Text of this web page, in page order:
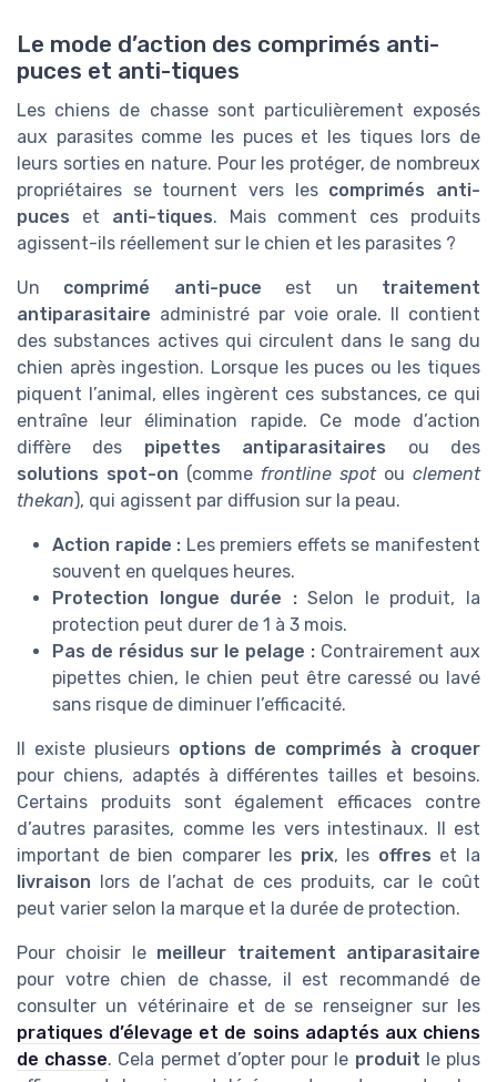
Le mode d’action des comprimés anti-
puces et anti-tiques
Les chiens de chasse sont particulièrement exposés
aux parasites comme les puces et les tiques lors de
leurs sorties en nature. Pour les protéger, de nombreux
propriétaires se tournent vers les comprimés anti-
puces et anti-tiques. Mais comment ces produits
agissent-ils réellement sur le chien et les parasites ?
Un comprimé anti-puce est un traitement
antiparasitaire administré par voie orale. Il contient
des substances actives qui circulent dans le sang du
chien après ingestion. Lorsque les puces ou les tiques
piquent l’animal, elles ingèrent ces substances, ce qui
entraîne leur élimination rapide. Ce mode d’action
diffère des pipettes antiparasitaires ou des
solutions spot-on (comme frontline spotou clement
thekan), qui agissent par diffusion sur la peau.
Action rapide : Les premiers effets se manifestent
souvent en quelques heures.
Protection longue durée :Selon le produit, la
protection peut durer de 1 à 3 mois.
Pas de résidus sur le pelage : Contrairement aux
pipettes chien, le chien peut être caressé ou lavé
sans risque de diminuer l’efficacité.
Il existe plusieurs options de comprimés à croquer
pour chiens, adaptés à différentes tailles et besoins.
Certains produits sont également efficaces contre
d’autres parasites, comme les vers intestinaux. Il est
important de bien comparer les prix, les offres et la
livraison lors de l’achat de ces produits, car le coût
peut varier selon la marque et la durée de protection.
Pour choisir le meilleur traitement antiparasitaire
pour votre chien de chasse, il est recommandé de
consulter un vétérinaire et de se renseigner sur les
pratiques d’élevage et de soins adaptés aux chiens
de chasse. Cela permet d’opter pour le produit le plus